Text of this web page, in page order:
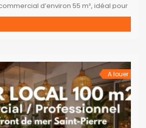
d’environ 55 m², idéal pour
food moderne et rentable, à Saint
secteur dynamique à proximité
comme […]
A louer